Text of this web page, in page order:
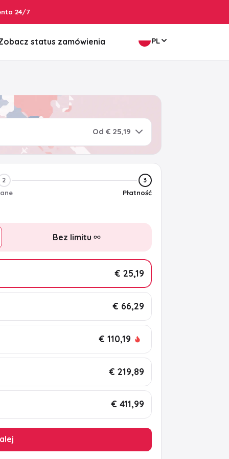
24/7
status zamówienia PL
Od € 25,19
2 3
Płatność
Bez limitu
€ 25,19
€ 66,29
€ 110,19
€ 219,89
€ 411,99